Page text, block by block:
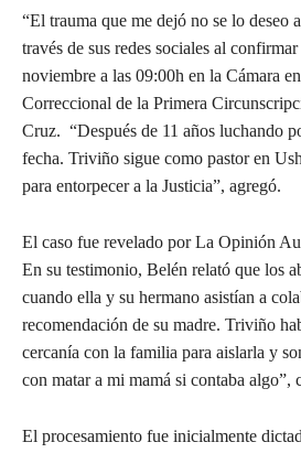
“El trauma que me dejó no se lo deseo
través de sus redes sociales al
noviembre a las 09:00h en la Cámara
Correccional de la Primera
Cruz. “Después de 11 años luchando
fecha. Triviño sigue como pastor en
para entorpecer a la Justicia”, agregó.
El caso fue revelado por La Opinión
En su testimonio, Belén relató que los
cuando ella y su hermano asistían a
recomendación de su madre. Triviño
cercanía con la familia para aislarla y
con matar a mi mamá si contaba algo”,
El procesamiento fue inicialmente